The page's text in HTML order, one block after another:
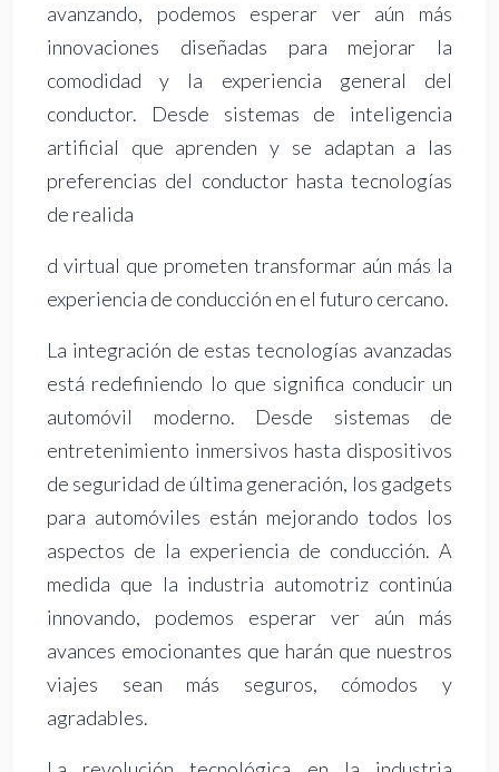
avanzando, podemos esperar ver aún más
innovaciones diseñadas para mejorar la
comodidad y la experiencia general del
conductor. Desde sistemas de inteligencia
artificial que aprenden y se adaptan a las
preferencias del conductor hasta tecnologías
de realida
d virtual que prometen transformar aún más la
experiencia de conducción en el futuro cercano.
La integración de estas tecnologías avanzadas
está redefiniendo lo que significa conducir un
automóvil moderno. Desde sistemas de
entretenimiento inmersivos hasta dispositivos
de seguridad de última generación, los gadgets
para automóviles están mejorando todos los
aspectos de la experiencia de conducción. A
medida que la industria automotriz continúa
innovando, podemos esperar ver aún más
avances emocionantes que harán que nuestros
viajes sean más seguros, cómodos y
agradables.